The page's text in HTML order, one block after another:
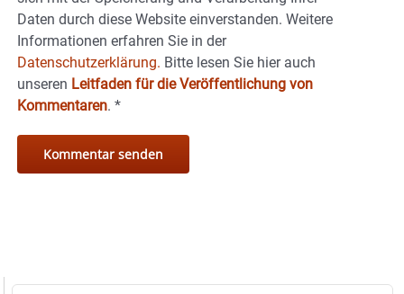
Daten durch diese Website einverstanden. Weitere
Informationen erfahren Sie in der
Datenschutzerklärung. Bitte lesen Sie hier auch
unseren Leitfaden für die Veröffentlichung von
Kommentaren. *